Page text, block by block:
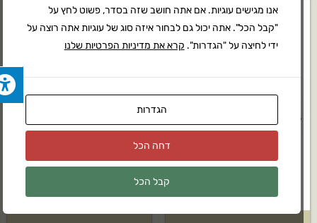
אנו מגישים עוגיות. אם אתה חושב שזה בסדר, פשוט לחץ על
"קבל הכל". אתה יכול גם לבחור איזה סוג של עוגיות אתה רוצה על
ידי לחיצה על "הגדרות".קרא את מדיניות הפרטיות שלנו
הגדרות
דחה הכל
קבל הכל